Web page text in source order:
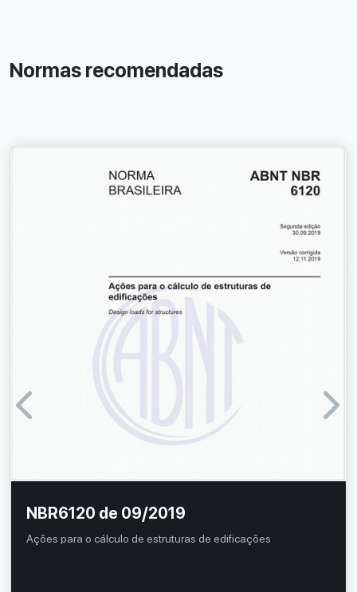
Normas recomendadas
NBR6120 de 09/2019
Ações para o cálculo de estruturas de edificações